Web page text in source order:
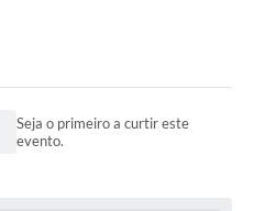
Seja o primeiro a curtir este
evento.